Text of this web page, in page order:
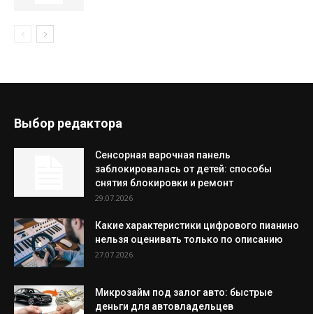
Выбор редактора
Сенсорная варочная панель
заблокировалась от детей: способы
снятия блокировки и ремонт
29.07.2026
Какие характеристики цифрового пианино
нельзя оценивать только по описанию
27.07.2026
Микрозайм под залог авто: быстрые
деньги для автовладельцев